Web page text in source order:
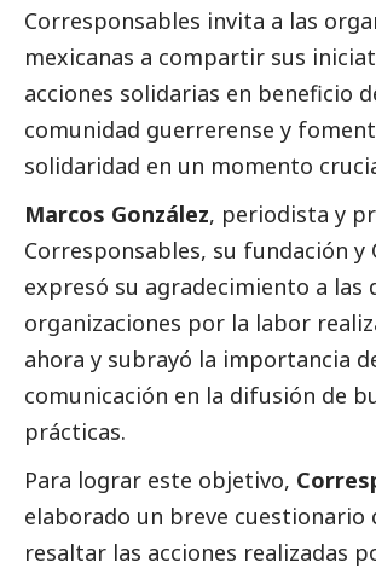
Corresponsables invita a las
mexicanas a compartir sus
acciones solidarias en beneficio
comunidad guerrerense y
solidaridad en un momento
Marcos González, periodista y
Corresponsables, su fundación y
expresó su agradecimiento a las
organizaciones por la labor
ahora y subrayó la importancia
comunicación en la difusión de
prácticas.
Para lograr este objetivo,
elaborado un breve cuestionario
resaltar las acciones realizadas